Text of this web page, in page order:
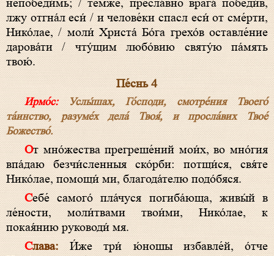
непобеди́мь; / те́мже, пресла́вно врага́ победи́в,
лжу отгна́л еси́ / и челове́ки спасл еси́ от сме́рти,
Нико́лае, / моли́ Христа́ Бо́га грехо́в оставле́ние
дарова́ти / чту́щим любо́вию святу́ю па́мять
твою́.
Пе́снь 4
Ирмо́с:Услы́шах, Го́споди, смотре́ния Твоего́
та́инство, разуме́х дела́ Твоя́, и просла́вих Твое́
Божество́.
От мно́жества прегреше́ний мои́х, во мно́гия
впа́даю безчи́сленныя ско́рби: потщи́ся, свя́те
Нико́лае, помощи́ ми, благода́телю подо́бяся.
Себе́ самого́ пла́чуся погиба́юща, живы́й в
ле́ности, моли́твами твои́ми, Нико́лае, к
покая́нию руководи́ мя.
Слава:И́же три́ ю́ношы избавле́й, о́тче